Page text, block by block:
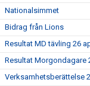
Nationalsimmet
Bidrag från Lions
Resultat MD tävling 26
Resultat Morgondagare
Verksamhetsberättelse